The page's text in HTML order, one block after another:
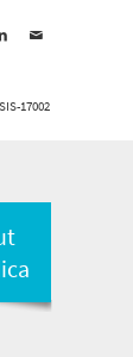
17002